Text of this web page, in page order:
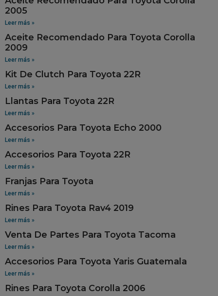
2005
Leer más »
Aceite Recomendado Para Toyota Corolla
2009
Leer más »
Kit De Clutch Para Toyota 22R
Leer más »
Llantas Para Toyota 22R
Leer más »
Accesorios Para Toyota Echo 2000
Leer más »
Accesorios Para Toyota 22R
Leer más »
Franjas Para Toyota
Leer más »
Rines Para Toyota Rav4 2019
Leer más »
Venta De Partes Para Toyota Tacoma
Leer más »
Accesorios Para Toyota Yaris Guatemala
Leer más »
Rines Para Toyota Corolla 2006